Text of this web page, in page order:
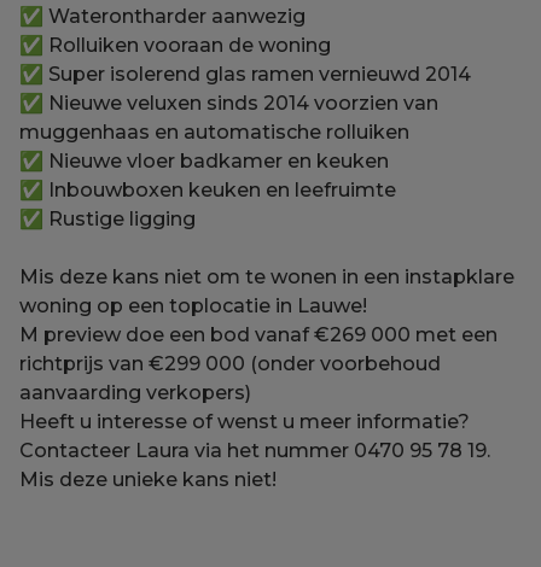
✅ Waterontharder aanwezig
✅ Rolluiken vooraan de woning
✅ Super isolerend glas ramen vernieuwd 2014
✅ Nieuwe veluxen sinds 2014 voorzien van
muggenhaas en automatische rolluiken
✅ Nieuwe vloer badkamer en keuken
✅ Inbouwboxen keuken en leefruimte
✅ Rustige ligging
Mis deze kans niet om te wonen in een instapklare
woning op een toplocatie in Lauwe!
M preview doe een bod vanaf €269 000 met een
richtprijs van €299 000 (onder voorbehoud
aanvaarding verkopers)
Heeft u interesse of wenst u meer informatie?
Contacteer Laura via het nummer 0470 95 78 19.
Mis deze unieke kans niet!